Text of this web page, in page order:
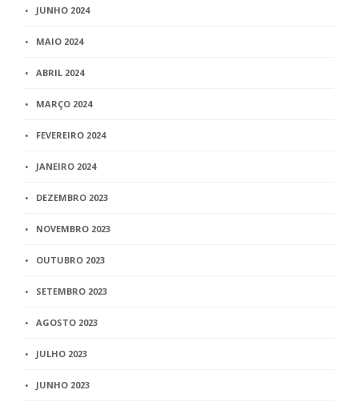
JUNHO 2024
MAIO 2024
ABRIL 2024
MARÇO 2024
FEVEREIRO 2024
JANEIRO 2024
DEZEMBRO 2023
NOVEMBRO 2023
OUTUBRO 2023
SETEMBRO 2023
AGOSTO 2023
JULHO 2023
JUNHO 2023